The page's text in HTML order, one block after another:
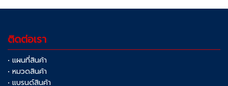
ติดต่อเรา
• แผนที่สินค้า
• หมวดสินค้า
• แบรนด์สินค้า